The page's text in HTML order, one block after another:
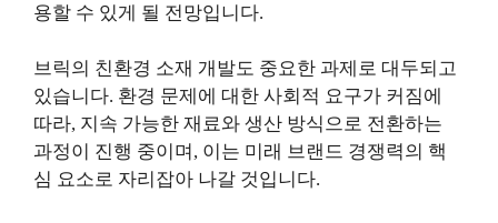
용할 수 있게 될 전망입니다.
브릭의 친환경 소재 개발도 중요한 과제로 대두되고
있습니다. 환경 문제에 대한 사회적 요구가 커짐에
따라, 지속 가능한 재료와 생산 방식으로 전환하는
과정이 진행 중이며, 이는 미래 브랜드 경쟁력의 핵
심 요소로 자리잡아 나갈 것입니다.